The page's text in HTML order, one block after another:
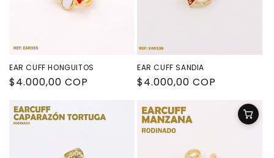
EAR CUFF HONGUITOS
Precio
$4.000,00 COP
EAR CUFF SANDIA
Precio
$4.000,00 COP